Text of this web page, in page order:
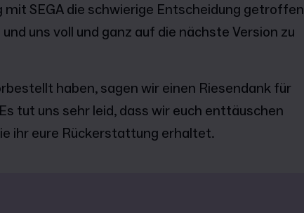
SEGA die schwierige Entscheidung getroffen
uns voll und ganz auf die nächste Version zu
haben, sagen wir einen Riesendank für
tut uns sehr leid, dass wir euch enttäuschen
ihr eure Rückerstattung erhaltet.